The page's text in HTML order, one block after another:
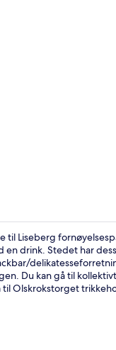
Liseberg
drink. Stedet har
Du kan gå til
Olskrokstorget